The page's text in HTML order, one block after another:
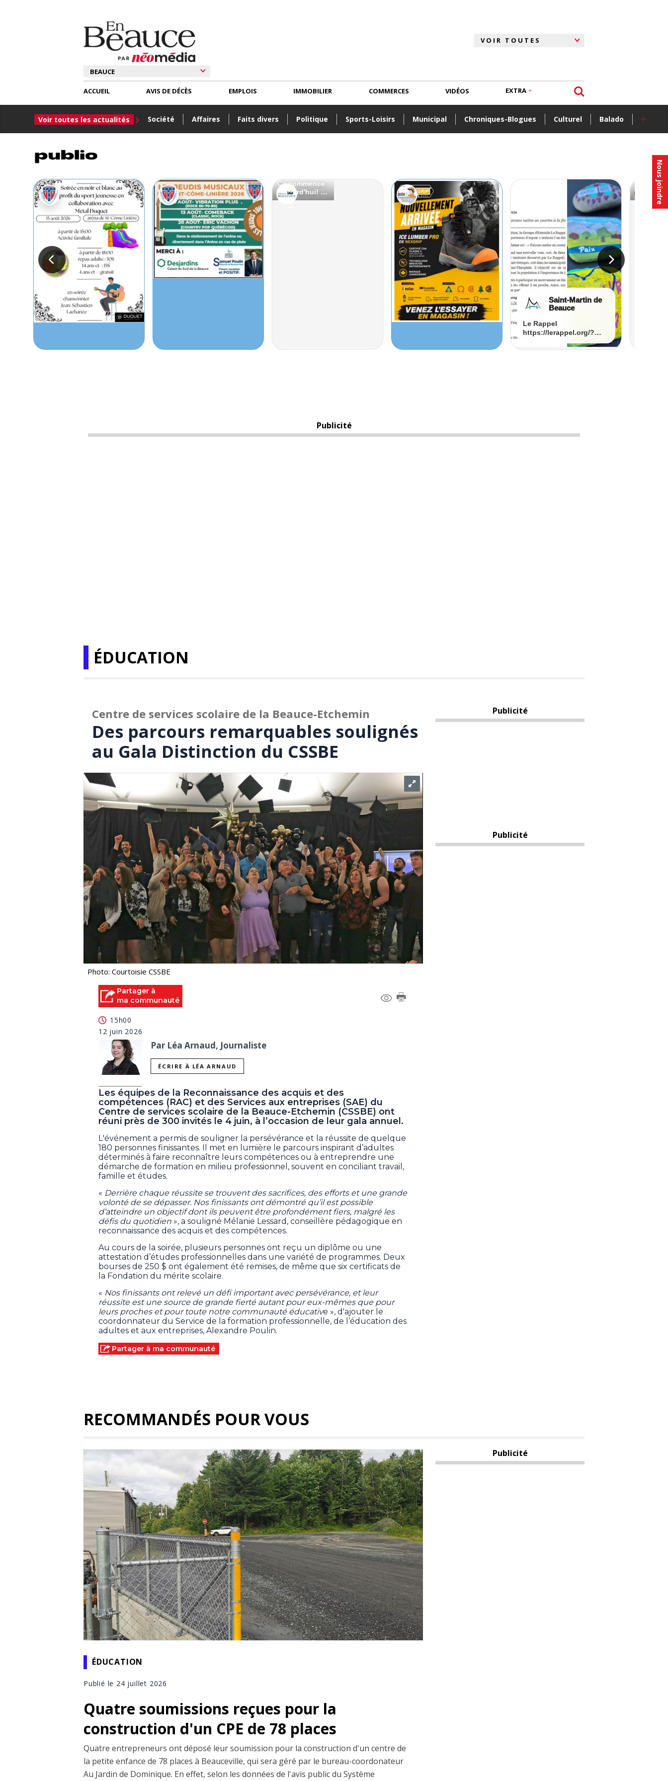
Nous joindre
ACCUEIL
Voir toutes les actualités Société Affaires Faits divers Politique Sports-Loisirs Municipal Chroniques-Blogues Culturel Balado +
AVIS DE DÉCÈS EMPLOIS IMMOBILIER COMMERCES VIDÉOS EXTRA
Publicité
ÉDUCATION
Centre de services scolaire de la Beauce-Etchemin
Des parcours remarquables soulignés
au Gala Distinction du CSSBE
Photo: Courtoisie CSSBE
Partager à
ma communauté
15h00
12 juin 2026
Par Léa Arnaud, Journaliste
ÉCRIRE À LÉA ARNAUD
Les équipes de la Reconnaissance des acquis et des
compétences (RAC) et des Services aux entreprises (SAE) du
Centre de services scolaire de la Beauce-Etchemin (CSSBE) ont
réuni près de 300 invités le 4 juin, à l’occasion de leur gala annuel.
L'événement a permis de souligner la persévérance et la réussite de quelque
180 personnes finissantes. Il met en lumière le parcours inspirant d’adultes
déterminés à faire reconnaître leurs compétences ou à entreprendre une
démarche de formation en milieu professionnel, souvent en conciliant travail,
famille et études.
« Derrière chaque réussite se trouvent des sacrifices, des efforts et une grande
volonté de se dépasser. Nos finissants ont démontré qu’il est possible
d’atteindre un objectif dont ils peuvent être profondément fiers, malgré les
défis du quotidien », a souligné Mélanie Lessard, conseillère pédagogique en
reconnaissance des acquis et des compétences.
Au cours de la soirée, plusieurs personnes ont reçu un diplôme ou une
attestation d’études professionnelles dans une variété de programmes. Deux
bourses de 250 $ ont également été remises, de même que six certificats de
la Fondation du mérite scolaire.
« Nos finissants ont relevé un défi important avec persévérance, et leur
réussite est une source de grande fierté autant pour eux-mêmes que pour
leurs proches et pour toute notre communauté éducative », d'ajouter le
coordonnateur du Service de la formation professionnelle, de l’éducation des
adultes et aux entreprises, Alexandre Poulin.
Partager à ma communauté
Publicité
Publicité
RECOMMANDÉS POUR VOUS
ÉDUCATION
Publié le 24 juillet 2026
Quatre soumissions reçues pour la
construction d'un CPE de 78 places
Quatre entrepreneurs ont déposé leur soumission pour la construction d'un centre de
la petite enfance de 78 places à Beauceville, qui sera géré par le bureau-coordonateur
Au Jardin de Dominique. En effet, selon les données de l'avis public du Système
Publicité